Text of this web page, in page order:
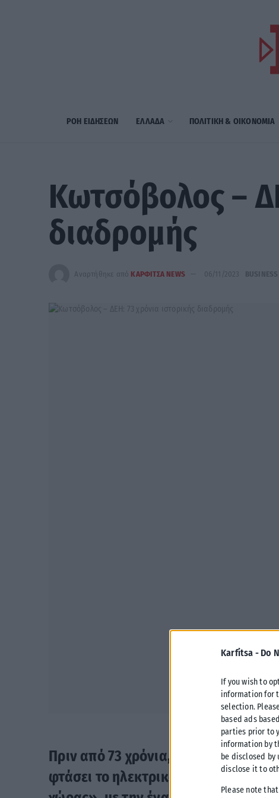
Karfitsa - Do
If you wish to
information for
selection.
based ads
parties prior to
information by
be disclosed
disclose it to
Please note
ΡΟΗ ΕΙΔΗΣΕΩΝ ΕΛΛΑΔΑ ΠΟΛΙΤΙΚΗ & ΟΙΚΟΝΟΜΙΑ
Κωτσόβολος –
διαδρομής
Αναρτήθηκε από ΚΑΡΦΙΤΣΑ NEWS 06/11/2023 BUSINESS
Πριν από 73 χρόνια, το καλοκαίρι
φτάσει το ηλεκτρικό ακόμη και στο